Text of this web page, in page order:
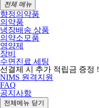
전체 메뉴
향정의약품
의약품
냉장배송 상품
의약소모품
영양제
장비
수면진료 세팅
선결제 시 추가 적립금 증정 !
NIMS 원격지원
FAQ
공지사항
전체메뉴 닫기